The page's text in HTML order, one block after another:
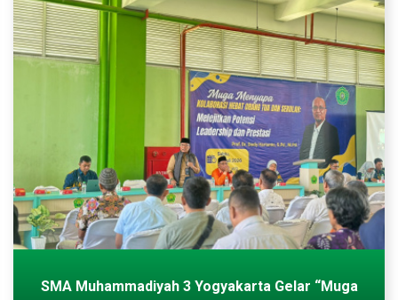
SMA Muhammadiyah 3 Yogyakarta Gelar “Muga